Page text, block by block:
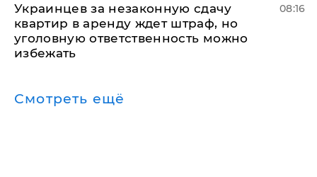
Украинцев за незаконную сдачу
квартир в аренду ждет штраф, но
уголовную ответственность можно
избежать
08:16
Смотреть ещё